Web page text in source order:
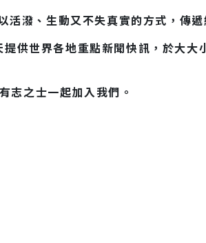
潑、生動又不失真實的方式，傳遞
供世界各地重點新聞快訊，於大大
志之士一起加入我們。